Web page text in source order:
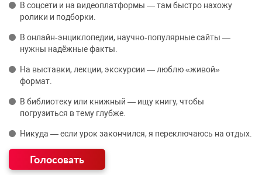
В соцсети и на видеоплатформы — там быстро нахожу
ролики и подборки.
В онлайн‑энциклопедии, научно‑популярные сайты —
нужны надёжные факты.
На выставки, лекции, экскурсии — люблю «живой»
формат.
В библиотеку или книжный — ищу книгу, чтобы
погрузиться в тему глубже.
Никуда — если урок закончился, я переключаюсь на отдых.